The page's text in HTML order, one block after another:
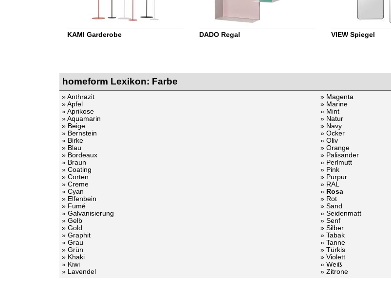
KAMI Garderobe DADO Regal VIEW Spiegel
homeform Lexikon: Farbe
» Anthrazit
» Apfel
» Aprikose
» Aquamarin
» Beige
» Bernstein
» Birke
» Blau
» Bordeaux
» Braun
» Coating
» Corten
» Creme
» Cyan
» Elfenbein
» Fumé
» Galvanisierung
» Gelb
» Gold
» Graphit
» Grau
» Grün
» Khaki
» Kiwi
» Lavendel
» Magenta
» Marine
» Mint
» Natur
» Navy
» Ocker
» Oliv
» Orange
» Palisander
» Perlmutt
» Pink
» Purpur
» RAL
» Rosa
» Rot
» Sand
» Seidenmatt
» Senf
» Silber
» Tabak
» Tanne
» Türkis
» Violett
» Weiß
» Zitrone